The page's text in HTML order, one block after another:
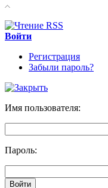
Войти
Регистрация
Забыли пароль?
Имя пользователя:
Пароль: